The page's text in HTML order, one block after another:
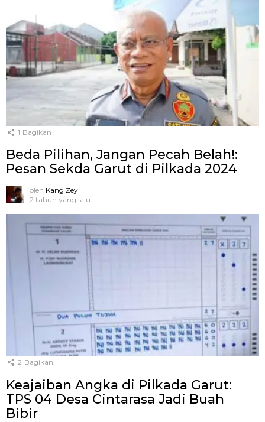
1 Bagikan
Beda Pilihan, Jangan Pecah Belah!:
Pesan Sekda Garut di Pilkada 2024
oleh Kang Zey
2 tahun yang lalu
2 Bagikan
Keajaiban Angka di Pilkada Garut:
TPS 04 Desa Cintarasa Jadi Buah
Bibir